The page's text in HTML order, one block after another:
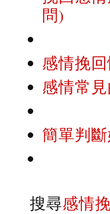
問)
感情挽
感情常
簡單判
搜尋感情